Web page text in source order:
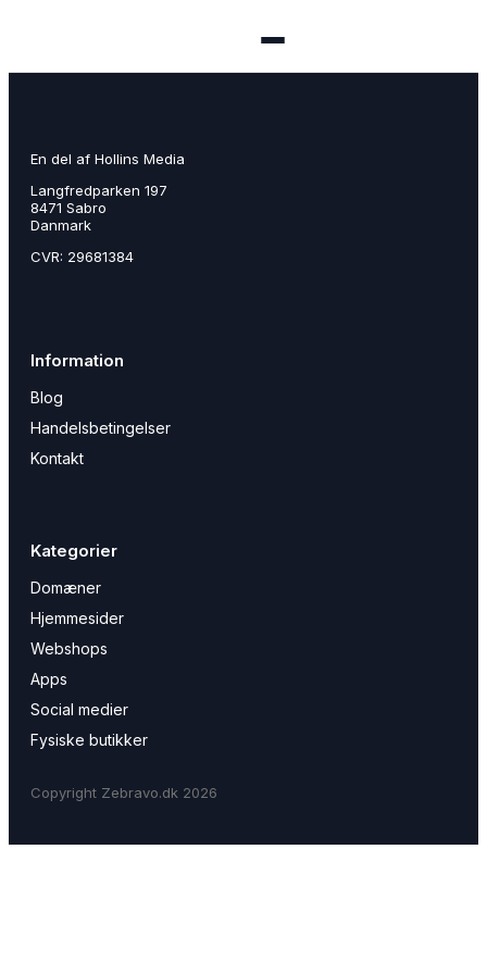
En del af Hollins Media
Langfredparken 197
8471 Sabro
Danmark
CVR: 29681384
Information
Blog
Handelsbetingelser
Kontakt
Kategorier
Domæner
Hjemmesider
Webshops
Apps
Social medier
Fysiske butikker
Copyright Zebravo.dk 2026